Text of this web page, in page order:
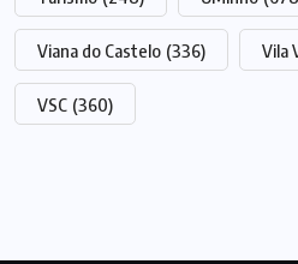
Viana do Castelo (336) Vila
VSC (360)